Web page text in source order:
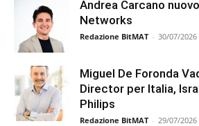
Andrea Carcano
Networks
Redazione BitMAT - 30/07/2026
Miguel De Foronda
Director per Italia,
Philips
Redazione BitMAT - 29/07/2026